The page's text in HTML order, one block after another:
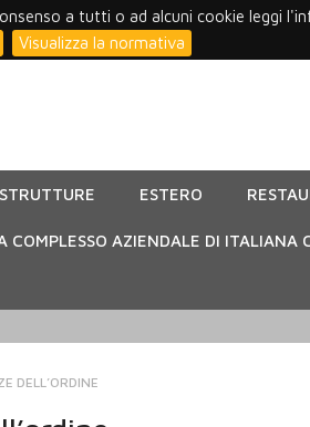
a tutti o ad alcuni cookie leggi
Visualizza la normativa
ESTERO
COMPLESSO AZIENDALE DI ITALIANA
DELL’ORDINE